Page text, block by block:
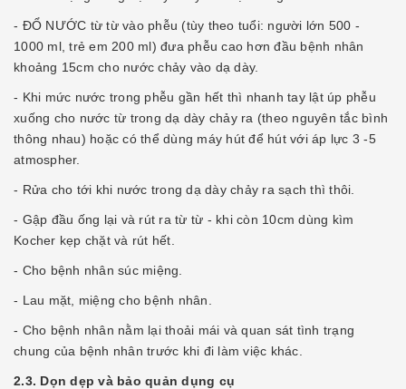
- ĐỔ NƯỚC từ từ vào phễu (tùy theo tuổi: người lớn 500 -
1000 ml, trẻ em 200 ml) đưa phễu cao hơn đầu bệnh nhân
khoảng 15cm cho nước chảy vào dạ dày.
- Khi mức nước trong phễu gần hết thì nhanh tay lật úp phễu
xuống cho nước từ trong dạ dày chảy ra (theo nguyên tắc bình
thông nhau) hoặc có thể dùng máy hút để hút với áp lực 3 -5
atmospher.
- Rửa cho tới khi nước trong dạ dày chảy ra sạch thì thôi.
- Gập đầu ống lại và rút ra từ từ - khi còn 10cm dùng kìm
Kocher kẹp chặt và rút hết.
- Cho bệnh nhân súc miệng.
- Lau mặt, miệng cho bệnh nhân.
- Cho bệnh nhân nằm lại thoải mái và quan sát tình trạng
chung của bệnh nhân trước khi đi làm việc khác.
2.3. Dọn dẹp và bảo quản dụng cụ